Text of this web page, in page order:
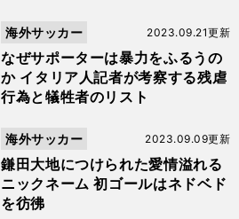
なぜサポーターは暴力をふるうの
か イタリア人記者が考察する残虐
行為と犠牲者のリスト
2023.09.21更新
海外サッカー
鎌田大地につけられた愛情溢れる
ニックネーム 初ゴールはネドベド
を彷彿
2023.09.09更新
海外サッカー